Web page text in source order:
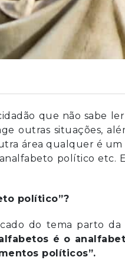
que não sabe
outras situações,
área qualquer é um
político etc.
político”?
do tema parto
é o
políticos”.